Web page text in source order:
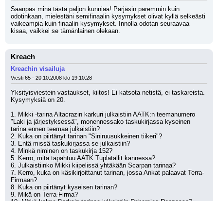
Saanpas minä tästä paljon kunniaa! Pärjäsin paremmin kuin
odotinkaan, mielestäni semifinaalin kysymykset olivat kyllä selkeästi
vaikeampia kuin finaalin kysymykset. Innolla odotan seuraavaa
kisaa, vaikkei se tämänlainen olekaan.
Kreach
Kreachin visailuja
Viesti 65 - 20.10.2008 klo 19:10:28
Yksityisviestein vastaukset, kiitos! Ei katsota netistä, ei taskareista.
Kysymyksiä on 20.
1. Mikki -tarina Altacrazin karkuri julkaistiin AATK:n teemanumero
"Laki ja järjestyksessä", monennessako taskukirjassa kyseinen
tarina ennen teemaa julkaistiin?
2. Kuka on piirtänyt tarinan "Siniruusukkeinen tiikeri"?
3. Entä missä taskukirjassa se julkaistiin?
4. Minkä niminen on taskukirja 152?
5. Kerro, mitä tapahtuu AATK Tuplatällit kannessa?
6. Julkaistiinko Mikki kiipelissä yhtäkään Scarpan tarinaa?
7. Kerro, kuka on käsikirjoittanut tarinan, jossa Ankat palaavat Terra-
Firmaan?
8. Kuka on piirtänyt kyseisen tarinan?
9. Mikä on Terra-Firma?